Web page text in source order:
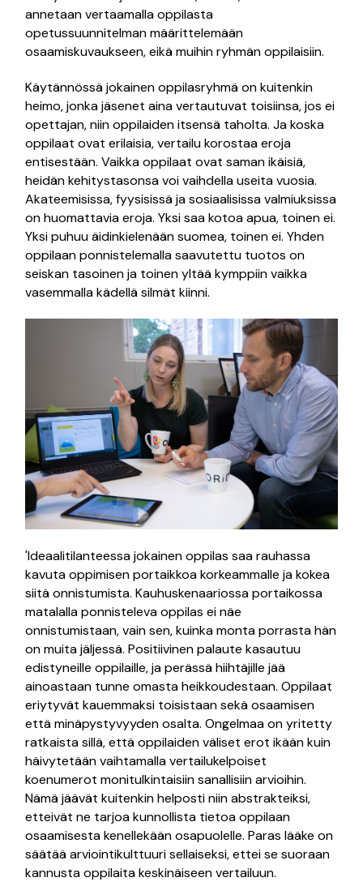
annetaan vertaamalla oppilasta
opetussuunnitelman määrittelemään
osaamiskuvaukseen, eikä muihin ryhmän oppilaisiin.
Käytännössä jokainen oppilasryhmä on kuitenkin
heimo, jonka jäsenet aina vertautuvat toisiinsa, jos ei
opettajan, niin oppilaiden itsensä taholta. Ja koska
oppilaat ovat erilaisia, vertailu korostaa eroja
entisestään. Vaikka oppilaat ovat saman ikäisiä,
heidän kehitystasonsa voi vaihdella useita vuosia.
Akateemisissa, fyysisissä ja sosiaalisissa valmiuksissa
on huomattavia eroja. Yksi saa kotoa apua, toinen ei.
Yksi puhuu äidinkielenään suomea, toinen ei. Yhden
oppilaan ponnistelemalla saavutettu tuotos on
seiskan tasoinen ja toinen yltää kymppiin vaikka
vasemmalla kädellä silmät kiinni.
'Ideaalitilanteessa jokainen oppilas saa rauhassa
kavuta oppimisen portaikkoa korkeammalle ja kokea
siitä onnistumista. Kauhuskenaariossa portaikossa
matalalla ponnisteleva oppilas ei näe
onnistumistaan, vain sen, kuinka monta porrasta hän
on muita jäljessä. Positiivinen palaute kasautuu
edistyneille oppilaille, ja perässä hiihtäjille jää
ainoastaan tunne omasta heikkoudestaan. Oppilaat
eriytyvät kauemmaksi toisistaan sekä osaamisen
että minäpystyvyyden osalta. Ongelmaa on yritetty
ratkaista sillä, että oppilaiden väliset erot ikään kuin
häivytetään vaihtamalla vertailukelpoiset
koenumerot monitulkintaisiin sanallisiin arvioihin.
Nämä jäävät kuitenkin helposti niin abstrakteiksi,
etteivät ne tarjoa kunnollista tietoa oppilaan
osaamisesta kenellekään osapuolelle. Paras lääke on
säätää arviointikulttuuri sellaiseksi, ettei se suoraan
kannusta oppilaita keskinäiseen vertailuun.